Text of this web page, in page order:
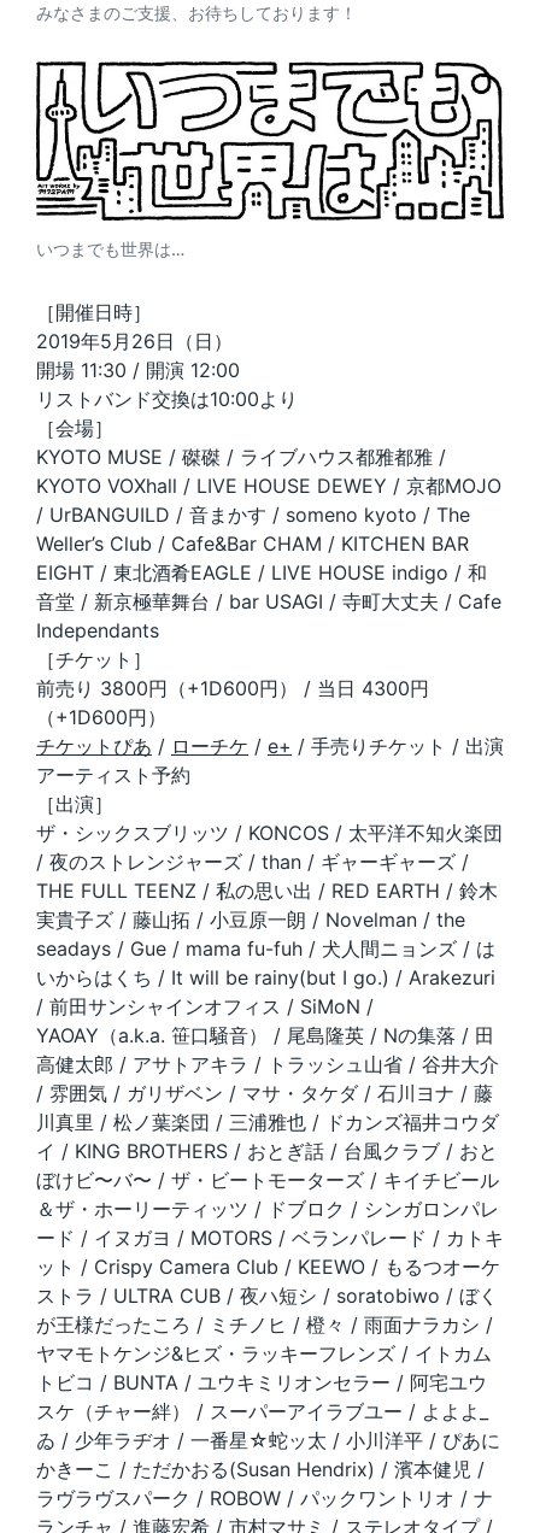
みなさまのご支援、お待ちしております！
いつまでも世界は…
［開催日時］
2019年5月26日（日）
開場 11:30 / 開演 12:00
リストバンド交換は10:00より
［会場］
KYOTO MUSE / 磔磔 / ライブハウス都雅都雅 /
KYOTO VOXhall / LIVE HOUSE DEWEY / 京都MOJO
/ UrBANGUILD / 音まかす / someno kyoto / The
Weller’s Club / Cafe&Bar CHAM / KITCHEN BAR
EIGHT / 東北酒肴EAGLE / LIVE HOUSE indigo / 和
音堂 / 新京極華舞台 / bar USAGI / 寺町大丈夫 / Cafe
Independants
［チケット］
前売り 3800円（+1D600円） / 当日 4300円
（+1D600円）
チケットぴあ / ローチケ / e+ / 手売りチケット / 出演
アーティスト予約
［出演］
ザ・シックスブリッツ / KONCOS / 太平洋不知火楽団
/ 夜のストレンジャーズ / than / ギャーギャーズ /
THE FULL TEENZ / 私の思い出 / RED EARTH / 鈴木
実貴子ズ / 藤山拓 / 小豆原一朗 / Novelman / the
seadays / Gue / mama fu-fuh / 犬人間ニョンズ / は
いからはくち / It will be rainy(but I go.) / Arakezuri
/ 前田サンシャインオフィス / SiMoN /
YAOAY（a.k.a. 笹口騒音） / 尾島隆英 / Nの集落 / 田
高健太郎 / アサトアキラ / トラッシュ山省 / 谷井大介
/ 雰囲気 / ガリザベン / マサ・タケダ / 石川ヨナ / 藤
川真里 / 松ノ葉楽団 / 三浦雅也 / ドカンズ福井コウダ
イ / KING BROTHERS / おとぎ話 / 台風クラブ / おと
ぼけビ〜バ〜 / ザ・ビートモーターズ / キイチビール
＆ザ・ホーリーティッツ / ドブロク / シンガロンパレ
ード / イヌガヨ / MOTORS / ベランパレード / カトキ
ット / Crispy Camera Club / KEEWO / もるつオーケ
ストラ / ULTRA CUB / 夜ハ短シ / soratobiwo / ぼく
が王様だったころ / ミチノヒ / 橙々 / 雨面ナラカシ /
ヤマモトケンジ&ヒズ・ラッキーフレンズ / イトカム
トビコ / BUNTA / ユウキミリオンセラー / 阿宅ユウ
スケ（チャー絆） / スーパーアイラブユー / よよよ_
ゐ / 少年ラヂオ / 一番星☆蛇ッ太 / 小川洋平 / ぴあに
かきーこ / ただかおる(Susan Hendrix) / 濱本健児 /
ラヴラヴスパーク / ROBOW / パックワントリオ / ナ
ランチャ / 進藤宏希 / 市村マサミ / ステレオタイプ /